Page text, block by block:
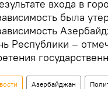
входа в
была
Республики –
Азербайджан